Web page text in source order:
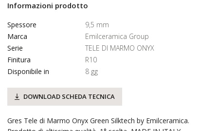
Informazioni prodotto
Spessore
9,5 mm
Marca
Emilceramica Group
Serie
TELE DI MARMO ONYX
Finitura
R10
Disponibile in
8 gg
DOWNLOAD SCHEDA TECNICA
Gres Tele di Marmo Onyx Green Silktech by Emilceramica.